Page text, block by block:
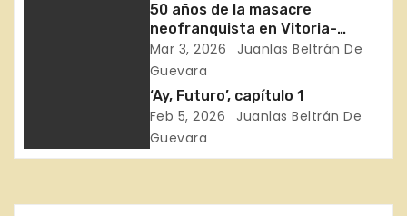
d
e
50 años de la masacre
neofranquista en Vitoria-
Gasteiz
Mar 3, 2026
Juanlas Beltrán De
Guevara
‘Ay, Futuro’, capítulo 1
Feb 5, 2026
Juanlas Beltrán De
Guevara